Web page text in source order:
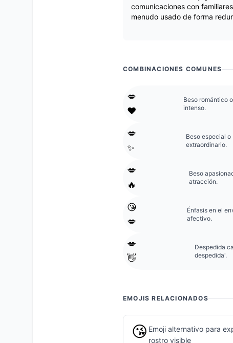
comunicaciones con
menudo usado de forma
COMBINACIONES COMUNES
💋
❤️
Beso romántico
intenso.
💋
✨
Beso especial
extraordinario.
💋
🔥
Beso
atracción.
😘
💋
Énfasis en el
afectivo.
💋
👋
Despedida
despedida'.
EMOJIS RELACIONADOS
😘 Emoji alternativo para
rostro visible